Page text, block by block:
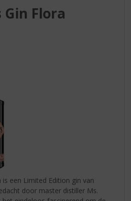
Flora
is een Limited Edition gin van
door master distiller Ms.